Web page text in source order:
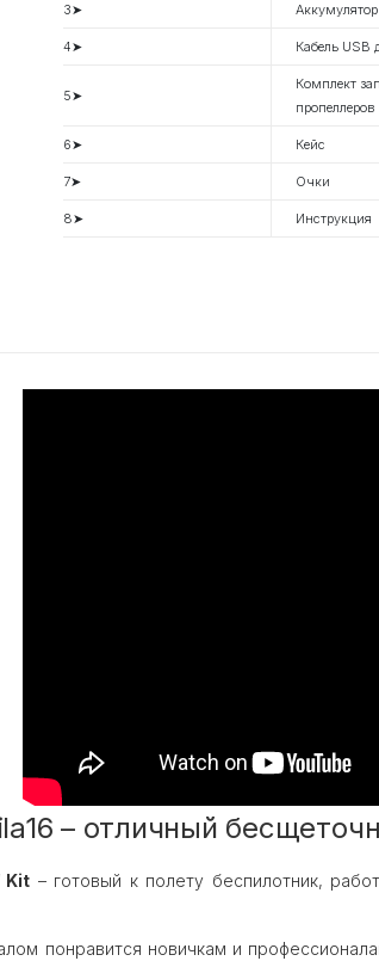
3➤
4➤ Кабель USB
5➤
Комплект
пропеллеров
6➤ Кейс
7➤ Очки
8➤ Инструкция
– отличный
Kit – готовый к полету беспилотник,
понравится новичкам и